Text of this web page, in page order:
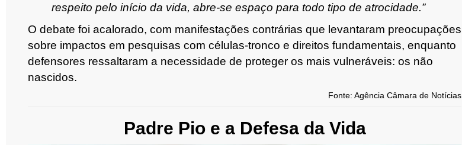
respeito pelo início da vida, abre-se espaço para todo tipo de atrocidade.”
O debate foi acalorado, com manifestações contrárias que levantaram preocupações
sobre impactos em pesquisas com células-tronco e direitos fundamentais, enquanto
defensores ressaltaram a necessidade de proteger os mais vulneráveis: os não
nascidos.
Fonte: Agência Câmara de Notícias
Padre Pio e a Defesa da Vida